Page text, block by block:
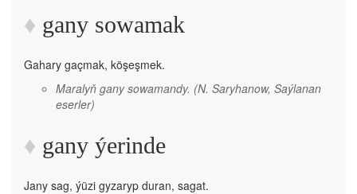
gany sowamak
Gahary gaçmak, köşeşmek.
Maralyň gany sowamandy. (N. Saryhanow, Saýlanan
eserler)
gany ýerinde
Jany sag, ýüzi gyzaryp duran, sagat.